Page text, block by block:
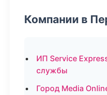
Компании в
ИП Service
службы
Город Media